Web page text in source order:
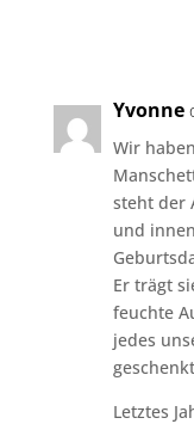
Yvonne
Wir
steht der
und
Er trägt
feuchte
jedes
Letztes